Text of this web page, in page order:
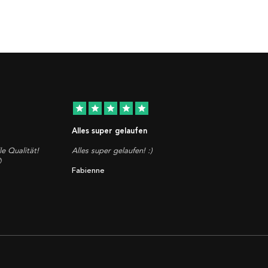
Qualität!
star star star star star
Alles super gelaufen
Alles super gelaufen! :)
Fabienne